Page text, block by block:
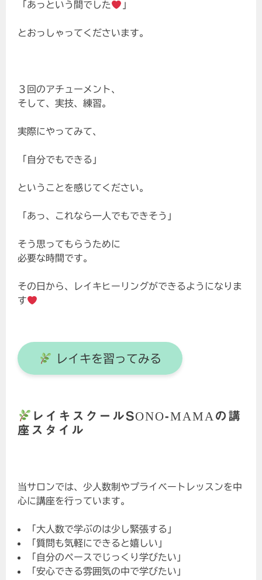
「あっという間でした 」
とおっしゃってくださいます。
３回のアチューメント、
そして、実技、練習。
実際にやってみて、
「自分でもできる」
ということを感じてください。
「あっ、これなら一人でもできそう」
そう思ってもらうために
必要な時間です。
その日から、レイキヒーリングができるようになりま
す
レイキを習ってみる
レイキスクールSONO-MAMAの講
座スタイル
当サロンでは、少人数制やプライベートレッスンを中
心に講座を行っています。
「大人数で学ぶのは少し緊張する」
「質問も気軽にできると嬉しい」
「自分のペースでじっくり学びたい」
「安心できる雰囲気の中で学びたい」